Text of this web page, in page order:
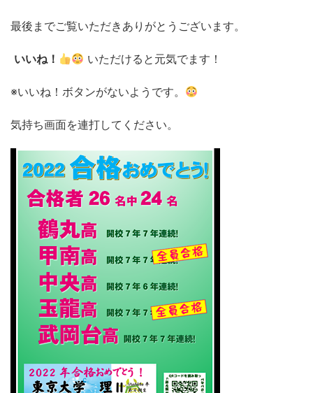
最後までご覧いただきありがとうございます。
いいね！ いただけると元気でます！
※いいね！ボタンがないようです。
気持ち画面を連打してください。